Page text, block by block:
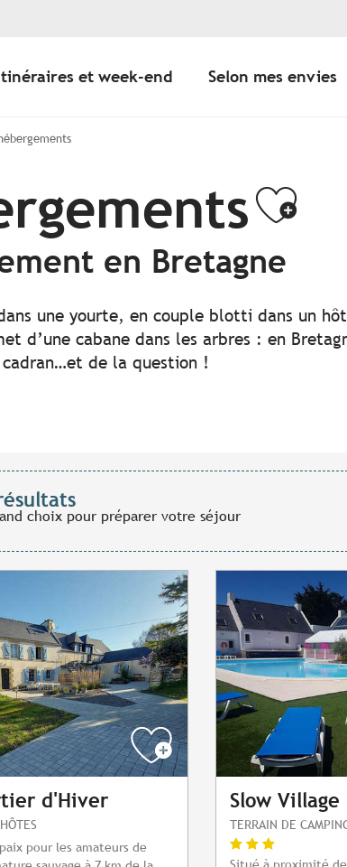
et week-end Selon mes envies
en Bretagne
une yourte, en couple blotti dans un
d’une cabane dans les arbres : en
de la question !
choix pour préparer votre séjour
d'Hiver
pour les amateurs de
Slow
TERRAIN DE